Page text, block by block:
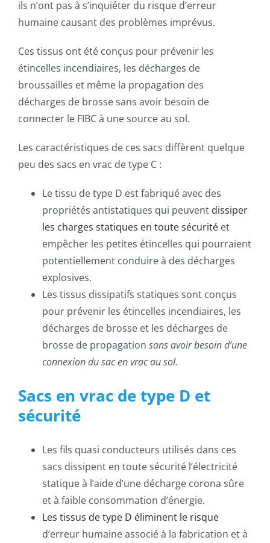
ils n’ont pas à s’inquiéter du risque d’erreur
humaine causant des problèmes imprévus.
Ces tissus ont été conçus pour prévenir les
étincelles incendiaires, les décharges de
broussailles et même la propagation des
décharges de brosse sans avoir besoin de
connecter le FIBC à une source au sol.
Les caractéristiques de ces sacs diffèrent quelque
peu des sacs en vrac de type C :
Le tissu de type D est fabriqué avec des
propriétés antistatiques qui peuvent dissiper
les charges statiques en toute sécurité et
empêcher les petites étincelles qui pourraient
potentiellement conduire à des décharges
explosives.
Les tissus dissipatifs statiques sont conçus
pour prévenir les étincelles incendiaires, les
décharges de brosse et les décharges de
brosse de propagation sans avoir besoin d’une
connexion du sac en vrac au sol.
Sacs en vrac de type D et
sécurité
Les fils quasi conducteurs utilisés dans ces
sacs dissipent en toute sécurité l’électricité
statique à l’aide d’une décharge corona sûre
et à faible consommation d’énergie.
Les tissus de type D éliminent le risque
d’erreur humaine associé à la fabrication et à